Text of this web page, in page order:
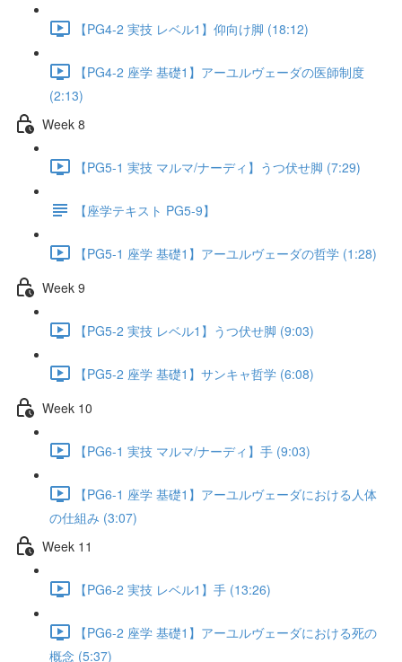
【PG4-2 実技 レベル1】仰向け脚 (18:12)
【PG4-2 座学 基礎1】アーユルヴェーダの医師制度
(2:13)
Week 8
【PG5-1 実技 マルマ/ナーディ】うつ伏せ脚 (7:29)
【座学テキスト PG5-9】
【PG5-1 座学 基礎1】アーユルヴェーダの哲学 (1:28)
Week 9
【PG5-2 実技 レベル1】うつ伏せ脚 (9:03)
【PG5-2 座学 基礎1】サンキャ哲学 (6:08)
Week 10
【PG6-1 実技 マルマ/ナーディ】手 (9:03)
【PG6-1 座学 基礎1】アーユルヴェーダにおける人体
の仕組み (3:07)
Week 11
【PG6-2 実技 レベル1】手 (13:26)
【PG6-2 座学 基礎1】アーユルヴェーダにおける死の
概念 (5:37)